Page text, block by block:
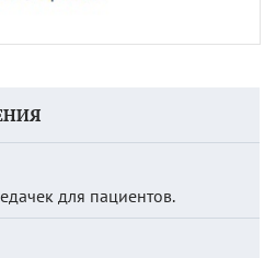
для пациентов.